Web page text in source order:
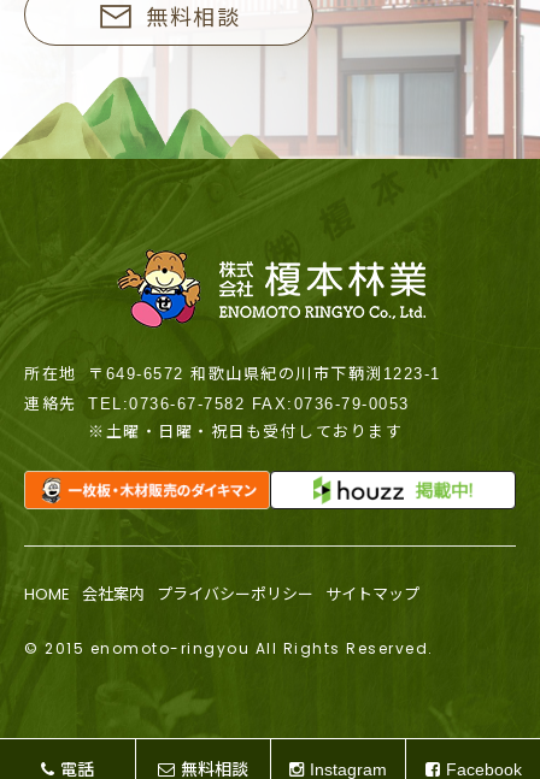
無料相談
所在地
〒649-6572 和歌山県紀の川市下鞆渕1223-1
連絡先
TEL:0736-67-7582 FAX:0736-79-0053
※土曜・日曜・祝日も受付しております
HOME 会社案内 プライバシーポリシー サイトマップ
© 2015 enomoto-ringyou All Rights Reserved.
電話 無料相談 Instagram Facebook